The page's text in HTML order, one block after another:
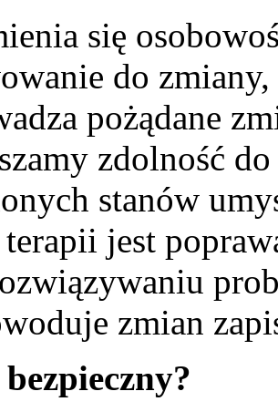
się
do zmiany,
pożądane
zdolność
stanów
jest
zmian